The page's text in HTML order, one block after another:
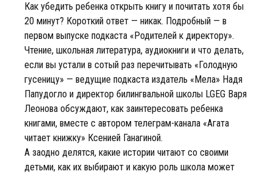
Как убедить ребенка открыть книгу и почитать хотя бы
20 минут? Короткий ответ — никак. Подробный — в
первом выпуске подкаста «Родителей к директору».
Чтение, школьная литература, аудиокниги и что делать,
если вы устали в сотый раз перечитывать «Голодную
гусеницу» — ведущие подкаста издатель «Мела» Надя
Папудогло и директор билингвальной школы LGEG Варя
Леонова обсуждают, как заинтересовать ребенка
книгами, вместе с автором телеграм-канала «Агата
читает книжку» Ксенией Ганагиной.
А заодно делятся, какие истории читают со своими
детьми, как их выбирают и какую роль школа может